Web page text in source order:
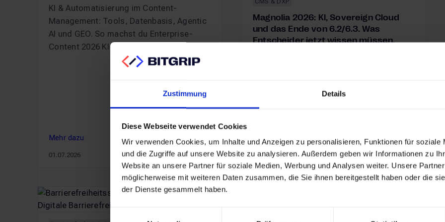
Zustimmung Details
Diese Webseite verwendet Cookies
Wir verwenden Cookies, um Inhalte und Anzeigen zu personalisieren, Funktionen für soziale
und die Zugriffe auf unsere Website zu analysieren. Außerdem geben wir Informationen zu
Website an unsere Partner für soziale Medien, Werbung und Analysen weiter. Unsere
möglicherweise mit weiteren Daten zusammen, die Sie ihnen bereitgestellt haben oder die
der Dienste gesammelt haben.
KI & Automatisierung im Content-
Management: Tools, Datenbasis, Agentic
AI und GEO. So machst du Enterprise-
Content 2026 KI-ready. Jetzt lesen.
Mehr dazu
Mehr dazu
01.07.2026
KI & Automatisierung im Content-Management: Praxisguide für Enterprise CMS 2026
Magnolia 2026: KI, Sovereign Cloud
und das Ende von 6.2/6.3. Was
Entscheider jetzt wissen müssen.
handeln: KI, Sovereign Cloud und
Headless verschieben die ganze
Mehr dazu
25.06.2026
Magnolia 2026: KI, Sovereign Cloud und das Ende